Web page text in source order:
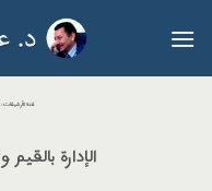
للمحتوى
فئة الآرشيفات:
الإدارة